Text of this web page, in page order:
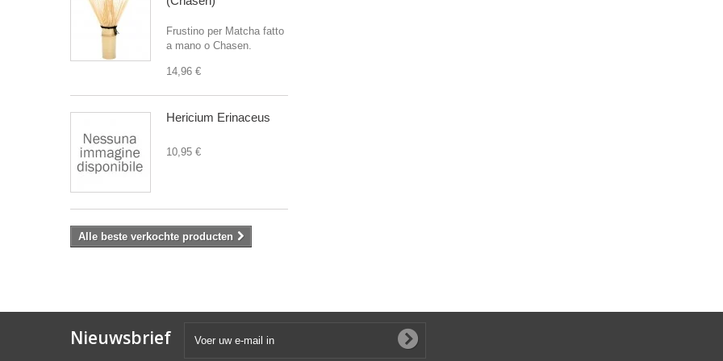
Frustino per Matcha fatto
a mano o Chasen.
14,96 €
Hericium Erinaceus
10,95 €
Alle beste verkochte producten
Nieuwsbrief